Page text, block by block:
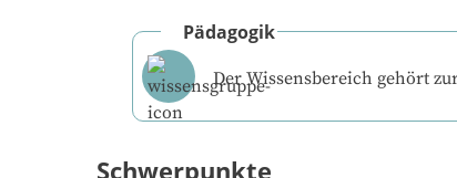
Pädagogik
Der Wissensbereich gehört
Schwerpunkte